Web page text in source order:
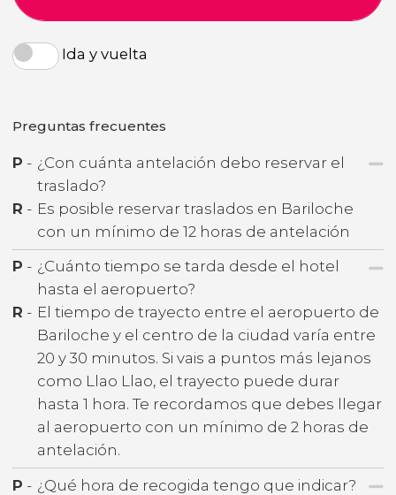
Ida y vuelta
Preguntas frecuentes
P - ¿Con cuánta antelación debo reservar el
traslado?
R - Es posible reservar traslados en Bariloche
con un mínimo de 12 horas de antelación
P - ¿Cuánto tiempo se tarda desde el hotel
hasta el aeropuerto?
R - El tiempo de trayecto entre el aeropuerto de
Bariloche y el centro de la ciudad varía entre
20 y 30 minutos. Si vais a puntos más lejanos
como Llao Llao, el trayecto puede durar
hasta 1 hora. Te recordamos que debes llegar
al aeropuerto con un mínimo de 2 horas de
antelación.
P - ¿Qué hora de recogida tengo que indicar?